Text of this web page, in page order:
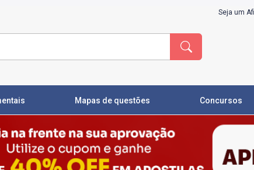
Seja um
Mapas de questões Concursos